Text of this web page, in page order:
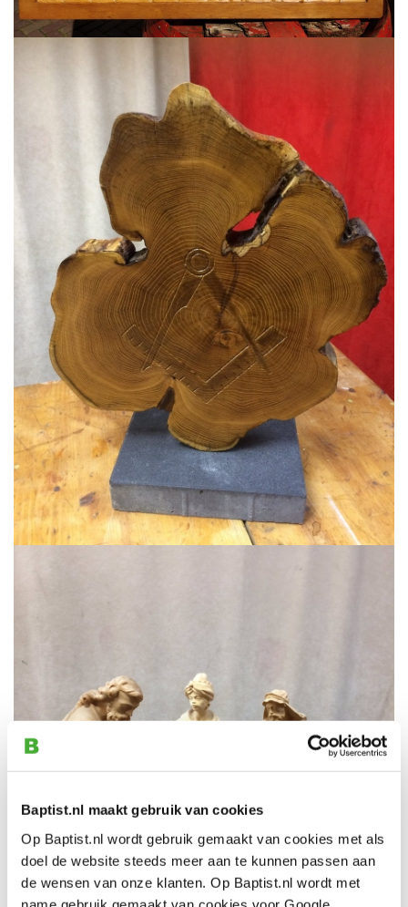
Baptist.nl maakt gebruik van cookies
Op Baptist.nl wordt gebruik gemaakt van cookies met als
doel de website steeds meer aan te kunnen passen aan
de wensen van onze klanten. Op Baptist.nl wordt met